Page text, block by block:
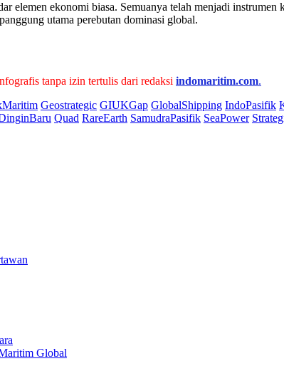
ekonomi biasa. Semuanya telah menjadi
utama perebutan dominasi global.
tanpa izin tertulis dari redaksi indomaritim.com.
Geostrategic GIUKGap GlobalShipping IndoPasifik
Quad RareEarth SamudraPasifik SeaPower
Global